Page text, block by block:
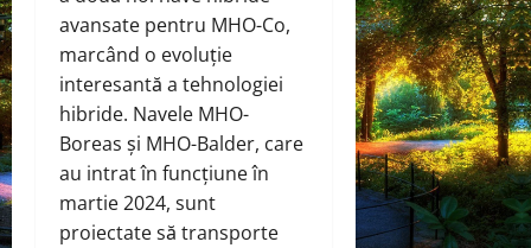
avansate pentru MHO-Co,
marcând o evoluție
interesantă a tehnologiei
hibride. Navele MHO-
Boreas și MHO-Balder, care
au intrat în funcțiune în
martie 2024, sunt
proiectate să transporte